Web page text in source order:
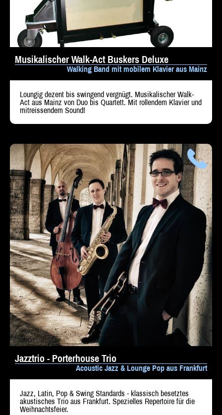
Impressum
Musikalischer Walk-Act Buskers Deluxe
Walking Band mit mobilem Klavier aus Mainz
Loungig dezent bis swingend vergnügt. Musikalischer Walk-
Act aus Mainz von Duo bis Quartett. Mit rollendem Klavier und
mitreissendem Sound!
Jazztrio - Porterhouse Trio
Acoustic Jazz & Lounge Pop aus Frankfurt
Jazz, Latin, Pop & Swing Standards - klassisch besetztes
akustisches Trio aus Frankfurt. Spezielles Repertoire für die
Weihnachtsfeier.